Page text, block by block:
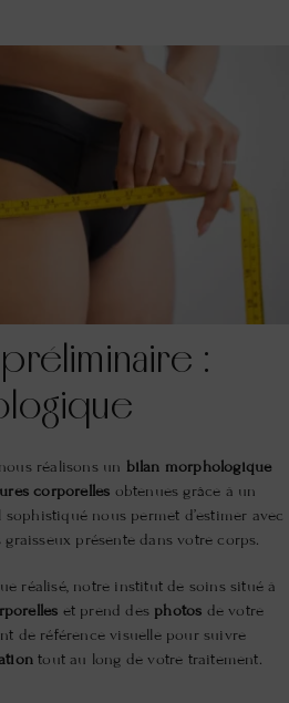
:
réalisons un bilan morphologique
corporelles obtenues grâce à un
sophistiqué nous permet d’estimer avec
présente dans votre corps.
réalisé, notre institut de soins situé à
et prend des photos de votre
de référence visuelle pour suivre
tout au long de votre traitement.